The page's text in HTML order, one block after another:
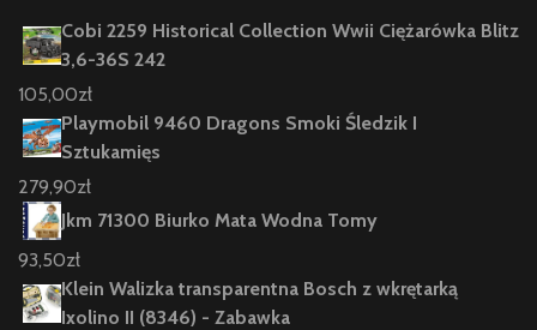
Cobi 2259 Historical Collection Wwii Ciężarówka Blitz
3,6-36S 242
105,00zł
Playmobil 9460 Dragons Smoki Śledzik I
Sztukamięs
279,90zł
Jkm 71300 Biurko Mata Wodna Tomy
93,50zł
Klein Walizka transparentna Bosch z wkrętarką
Ixolino II (8346) - Zabawka